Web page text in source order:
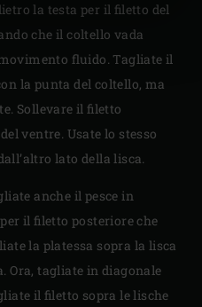
la testa per il filetto del
che il coltello vada
fluido. Tagliate il
la punta del coltello, ma
Sollevare il filetto
ventre. Usate lo stesso
lato della lisca.
anche il pesce in
il filetto posteriore che
la platessa sopra la lisca
Ora, tagliate in diagonale
il filetto sopra le lische